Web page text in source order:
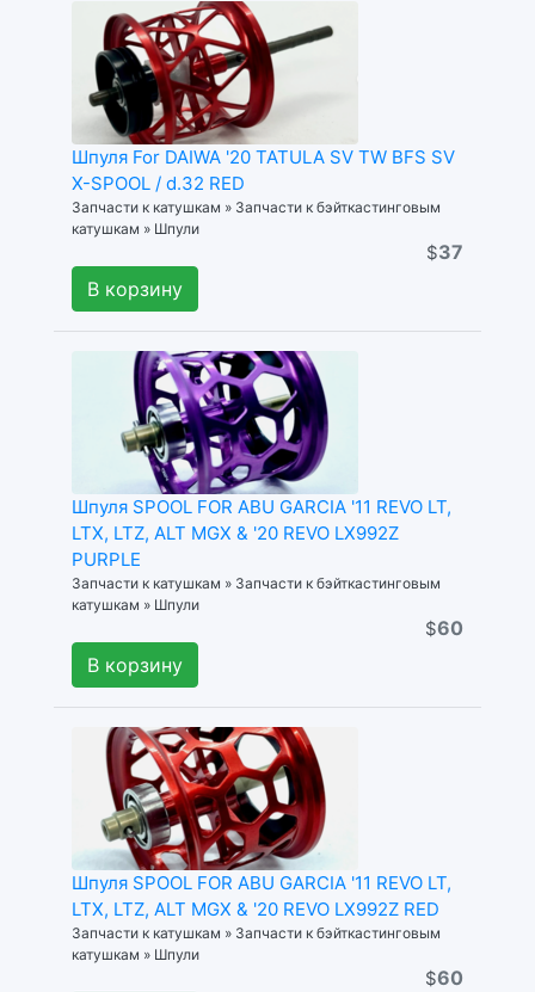
Шпуля For DAIWA '20 TATULA SV TW BFS SV
X-SPOOL / d.32 RED
Запчасти к катушкам » Запчасти к бэйткастинговым
катушкам » Шпули
$37
В корзину
Шпуля SPOOL FOR ABU GARCIA '11 REVO LT,
LTX, LTZ, ALT MGX & '20 REVO LX992Z
PURPLE
Запчасти к катушкам » Запчасти к бэйткастинговым
катушкам » Шпули
$60
В корзину
Шпуля SPOOL FOR ABU GARCIA '11 REVO LT,
LTX, LTZ, ALT MGX & '20 REVO LX992Z RED
Запчасти к катушкам » Запчасти к бэйткастинговым
катушкам » Шпули
$60